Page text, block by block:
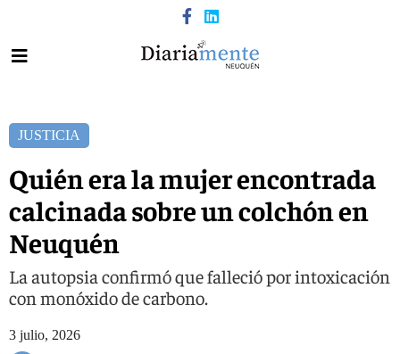
JUSTICIA
Quién era la mujer encontrada
calcinada sobre un colchón en
Neuquén
La autopsia confirmó que falleció por intoxicación
con monóxido de carbono.
3 julio, 2026